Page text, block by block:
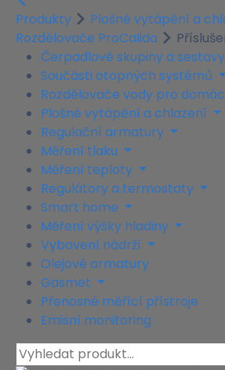
Produkty
Plošné vytápění a
Rozdělovače ProCalida
Čerpadlové skupiny a sestavy
Součásti otopných systémů
Rozdělovače vody pro
Plošné vytápění a chlazení
Regulační armatury
Měření tlaku
Měření teploty
Regulátory a termostaty
Smart home
Měření výšky hladiny
Vybavení nádrží
Olejové armatury
Gasmet
Přenosné měřící přístroje
Emisní monitoring